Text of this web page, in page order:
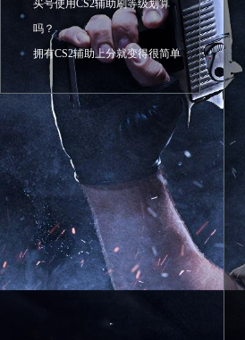
买号使用CS2辅助刷等级划算
吗？
拥有CS2辅助上分就变得很简单